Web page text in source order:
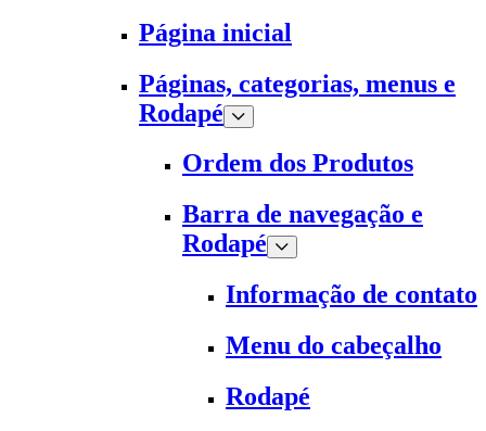
Página inicial
Páginas, categorias, menus e
Rodapé
Ordem dos Produtos
Barra de navegação e
Rodapé
Informação de contato
Menu do cabeçalho
Rodapé